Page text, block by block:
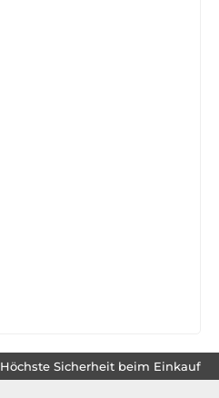
Höchste Sicherheit beim Einkauf